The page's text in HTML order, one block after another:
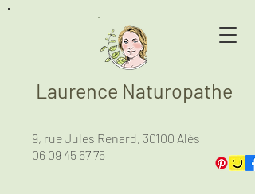
9, rue Jules Renard, 30100 Alès
06 09 45 67 75
Laurence Naturopathe